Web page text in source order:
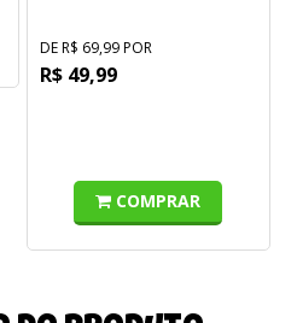
DE R$ 69,99 POR
R$ 49,99
COMPRAR